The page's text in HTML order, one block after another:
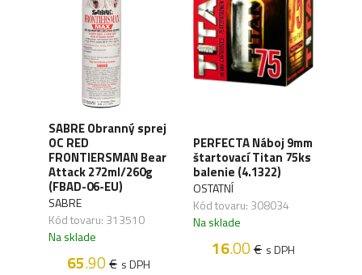
SABRE Obranný sprej
OC RED
FRONTIERSMAN Bear
Attack 272ml/260g
(FBAD-06-EU)
SABRE
Kód tovaru: 313510
Na sklade
65.90€ s DPH
PERFECTA Náboj 9mm
štartovací Titan 75ks
balenie (4.1322)
OSTATNÍ
Kód tovaru: 308034
Na sklade
16.00€ s DPH